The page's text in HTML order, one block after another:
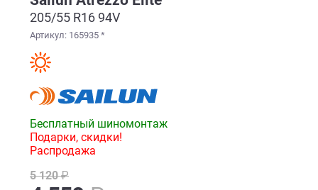
205/55 R16 94V
Артикул: 165935 *
Бесплатный шиномонтаж
Подарки, скидки!
Распродажа
5 120₽